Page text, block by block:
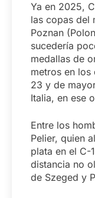
Ya en 2025,
las copas del
Poznan
sucedería
medallas de
metros en los
23 y de
Italia, en ese
Entre los
Pelier, quien
plata en el C-
distancia no
de Szeged y